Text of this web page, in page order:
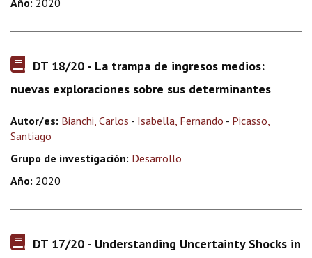
Año: 2020
DT 18/20 - La trampa de ingresos medios:
nuevas exploraciones sobre sus determinantes
Autor/es: Bianchi, Carlos - Isabella, Fernando - Picasso,
Santiago
Grupo de investigación: Desarrollo
Año: 2020
DT 17/20 - Understanding Uncertainty Shocks in